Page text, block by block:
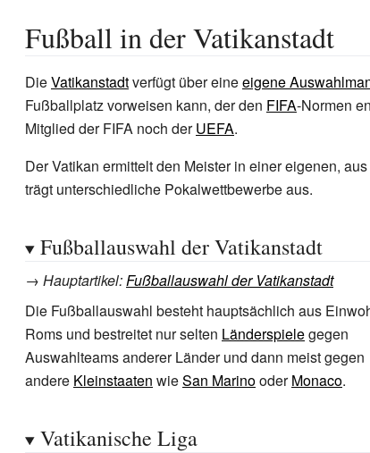
Fußball in der Vatikanstadt
DieVatikanstadtverfügt über eineeigene
Fußballplatz vorweisen kann, der den FIFA-Normen
Mitglied der FIFA noch derUEFA.
Der Vatikan ermittelt den Meister in einer eigenen,
trägt unterschiedliche Pokalwettbewerbe aus.
Fußballauswahl der Vatikanstadt
→ Hauptartikel:Fußballauswahl der Vatikanstadt
Die Fußballauswahl besteht hauptsächlich aus
Roms und bestreitet nur selten Länderspielegegen
Auswahlteams anderer Länder und dann meist gegen
andere Kleinstaaten wieSan MarinooderMonaco.
Vatikanische Liga